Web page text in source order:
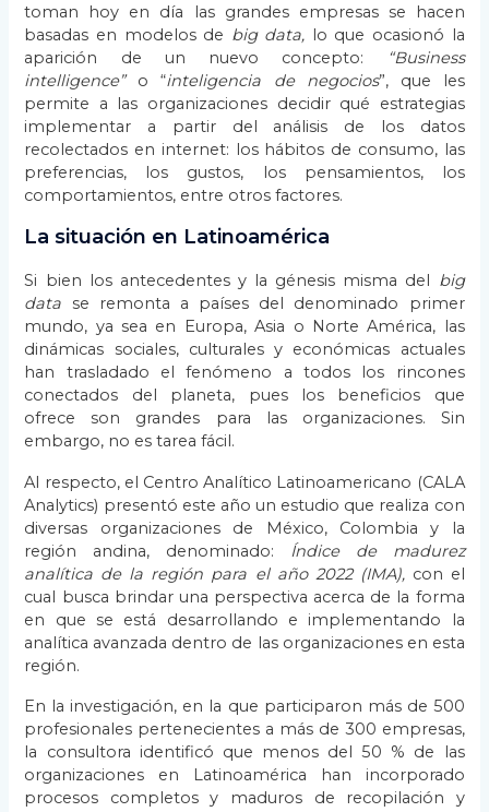
toman hoy en día las grandes empresas se hacen
basadas en modelos de big data, lo que ocasionó la
aparición de un nuevo concepto:
“Business
intelligence” o “inteligencia de negocios”, que les
permite a las organizaciones decidir qué estrategias
implementar a partir del análisis de los datos
recolectados en internet: los hábitos de consumo, las
preferencias, los gustos, los pensamientos, los
comportamientos, entre otros factores.
La situación en Latinoamérica
Si bien los antecedentes y la génesis misma del big
data se remonta a países del denominado primer
mundo, ya sea en Europa, Asia o Norte América, las
dinámicas sociales, culturales y económicas actuales
han trasladado el fenómeno a todos los rincones
conectados del planeta, pues los beneficios que
ofrece son grandes para las organizaciones. Sin
embargo, no es tarea fácil.
Al respecto, el Centro Analítico Latinoamericano (CALA
Analytics) presentó este año un estudio que realiza con
diversas organizaciones de México, Colombia y la
región andina, denominado:
Índice de madurez
analítica de la región para el año 2022 (IMA),con el
cual busca brindar una perspectiva acerca de la forma
en que se está desarrollando e implementando la
analítica avanzada dentro de las organizaciones en esta
región.
En la investigación, en la que participaron más de 500
profesionales pertenecientes a más de 300 empresas,
la consultora identificó que menos del 50 % de las
organizaciones en Latinoamérica han incorporado
procesos completos y maduros de recopilación y